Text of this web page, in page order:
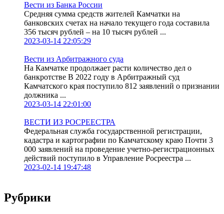
Вести из Банка России
Средняя сумма средств жителей Камчатки на
банковских счетах на начало текущего года составила
356 тысяч рублей – на 10 тысяч рублей ...
2023-03-14 22:05:29
Вести из Арбитражного суда
На Камчатке продолжает расти количество дел о
банкротстве В 2022 году в Арбитражный суд
Камчатского края поступило 812 заявлений о признании
должника ...
2023-03-14 22:01:00
ВЕСТИ ИЗ РОСРЕЕСТРА
Федеральная служба государственной регистрации,
кадастра и картографии по Камчатскому краю Почти 3
000 заявлений на проведение учетно-регистрационных
действий поступило в Управление Росреестра ...
2023-02-14 19:47:48
Рубрики